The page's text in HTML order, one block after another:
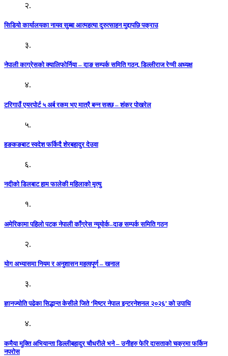
२.
सिडियो कार्यालयका नायव सुब्बा आत्महत्या दुरुत्साहन मुद्दापछि पक्राउ
३.
नेपाली काग्रेसको क्यालिफोर्निया – दाङ सम्पर्क समिति गठन, डिल्लीराज रेग्मी अध्यक्ष
४.
टरिगाउँ एयरपोर्ट ५ अर्ब रकम भए मात्रै बन्न सक्छ – शंकर पोखरेल
५.
हङकङबाट स्वदेश फर्किदै शेरबहादुर देउवा
६.
नदीको डिलबाट हाम फालेकी महिलाको मृत्यु
१.
अमेरिकामा पहिलो पटक नेपाली काँग्रेस न्यूयोर्क–दाङ सम्पर्क समिति गठन
२.
योग अभ्यासमा नियम र अनुशासन महत्वपूर्ण – खनाल
३.
ज्ञानज्योति पढेका सिद्धान्त केसीले जिते ‘मिष्टर नेपाल इन्टरनेशनल २०२६’ को उपाधि
४.
कमैया मुक्ति अभियान्ता डिल्लीबहादुर चौधरीले भने – उनीहरु फेरि दासताको चक्रमा फर्किन
नपरोस